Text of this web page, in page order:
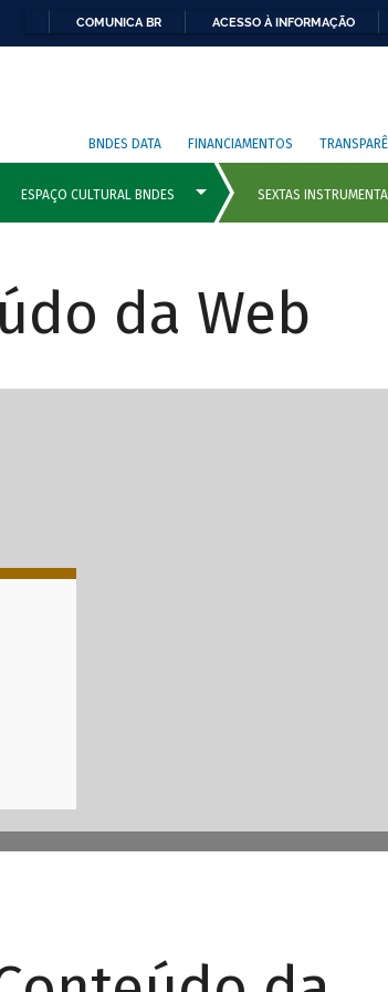
COMUNICA BR ACESSO À INFORMAÇÃO
BNDES DATA FINANCIAMENTOS
da Web
com